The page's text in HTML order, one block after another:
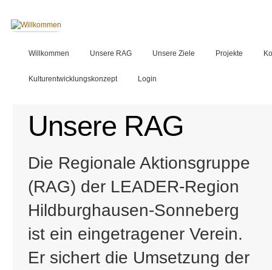
Willkommen Unsere RAG Unsere Ziele Projekte
Kulturentwicklungskonzept Login
Unsere RAG
Die Regionale Aktionsgruppe
(RAG) der LEADER-Region
Hildburghausen-Sonneberg
ist ein eingetragener Verein.
Er sichert die Umsetzung der